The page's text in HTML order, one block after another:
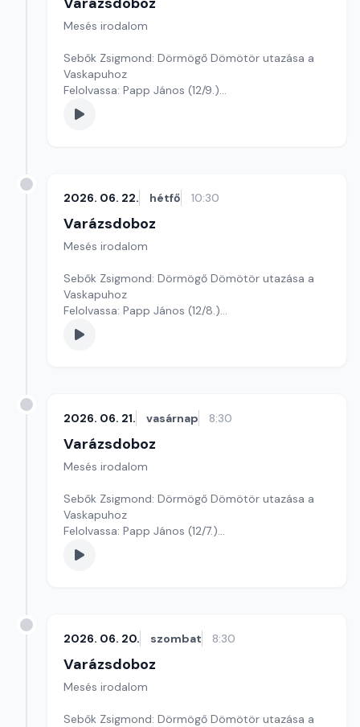
Mesés irodalom
Sebők Zsigmond: Dörmögő Dömötör utazása a
Vaskapuhoz
Felolvassa: Papp János (12/9.)
Szerkesztő: Varga Andrea
2026. 06. 22. hétfő 10:30
Varázsdoboz
Mesés irodalom
Sebők Zsigmond: Dörmögő Dömötör utazása a
Vaskapuhoz
Felolvassa: Papp János (12/8.)
Szerkesztő: Varga Andrea
2026. 06. 21. vasárnap 8:30
Varázsdoboz
Mesés irodalom
Sebők Zsigmond: Dörmögő Dömötör utazása a
Vaskapuhoz
Felolvassa: Papp János (12/7.)
Szerkesztő: Varga Andrea
2026. 06. 20. szombat 8:30
Varázsdoboz
Mesés irodalom
Sebők Zsigmond: Dörmögő Dömötör utazása a